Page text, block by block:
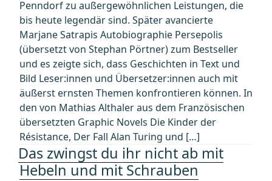
Penndorf zu außergewöhnlichen Leistungen, die
bis heute legendär sind. Später avancierte
Marjane Satrapis Autobiographie Persepolis
(übersetzt von Stephan Pörtner) zum Bestseller
und es zeigte sich, dass Geschichten in Text und
Bild Leser:innen und Übersetzer:innen auch mit
äußerst ernsten Themen konfrontieren können. In
den von Mathias Althaler aus dem Französischen
übersetzten Graphic Novels Die Kinder der
Résistance, Der Fall Alan Turing und […]
Das zwingst du ihr nicht ab mit
Hebeln und mit Schrauben